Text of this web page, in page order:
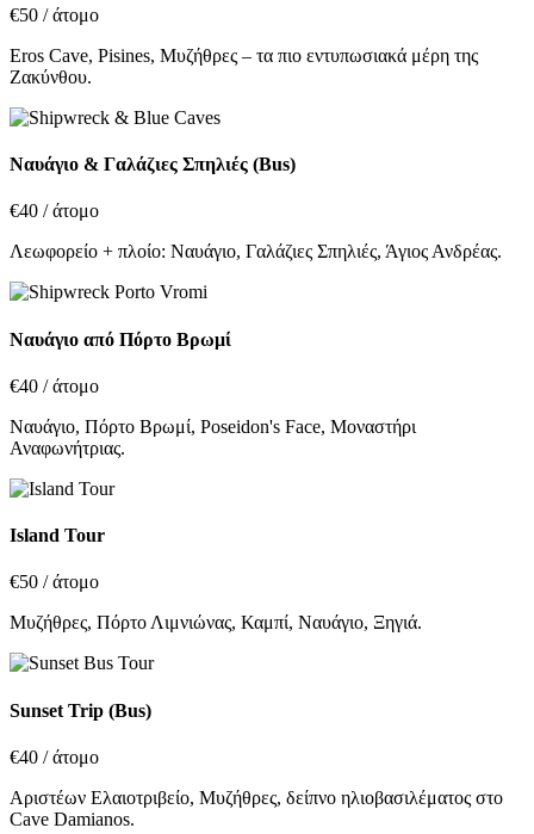
€50 / άτομο
Eros Cave, Pisines, Μυζήθρες – τα πιο εντυπωσιακά μέρη της
Ζακύνθου.
Ναυάγιο & Γαλάζιες Σπηλιές (Bus)
€40 / άτομο
Λεωφορείο + πλοίο: Ναυάγιο, Γαλάζιες Σπηλιές, Άγιος Ανδρέας.
Ναυάγιο από Πόρτο Βρωμί
€40 / άτομο
Ναυάγιο, Πόρτο Βρωμί, Poseidon's Face, Μοναστήρι
Αναφωνήτριας.
Island Tour
€50 / άτομο
Μυζήθρες, Πόρτο Λιμνιώνας, Καμπί, Ναυάγιο, Ξηγιά.
Sunset Trip (Bus)
€40 / άτομο
Αριστέων Ελαιοτριβείο, Μυζήθρες, δείπνο ηλιοβασιλέματος στο
Cave Damianos.